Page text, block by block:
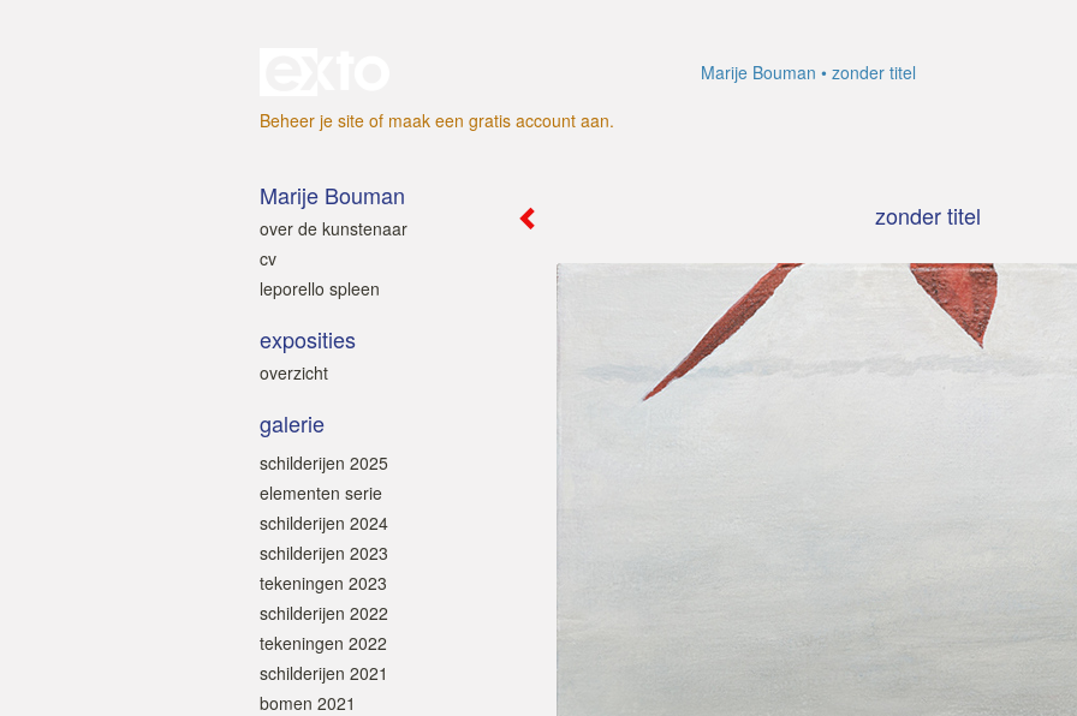
Marije Bouman
zonder titel
Beheer je site of maak een gratis account aan.
zonder titel
Marije Bouman
over de kunstenaar
cv
leporello spleen
exposities
overzicht
galerie
schilderijen 2025
elementen serie
schilderijen 2024
schilderijen 2023
tekeningen 2023
schilderijen 2022
tekeningen 2022
schilderijen 2021
bomen 2021